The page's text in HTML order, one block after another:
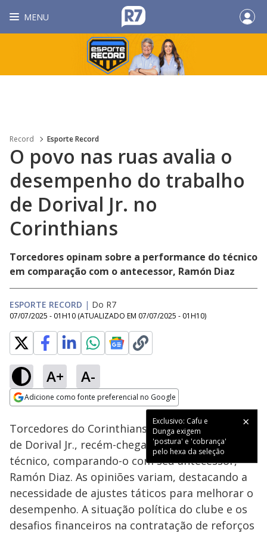
MENU
Record Esporte Record
O povo nas ruas avalia o
desempenho do trabalho
de Dorival Jr. no
Corinthians
Torcedores opinam sobre a performance do técnico
em comparação com o antecessor, Ramón Diaz
ESPORTE RECORD | Do R7
07/07/2025 - 01H10 (ATUALIZADO EM 07/07/2025 - 01H10)
A+ A-
Adicione como fonte preferencial no Google
Exclusivo: Cafu e
Dunga exigem
'postura' e 'cobrança'
pelo hexa da seleção
Ativar
Loaded
17.94%
Torcedores do Corinthians discutem a atuação
de Dorival Jr., recém-chegado ao comando
técnico, comparando-o com seu antecessor,
Ramón Diaz. As opiniões variam, destacando a
necessidade de ajustes táticos para melhorar o
desempenho. A situação política do clube e os
desafios financeiros na contratação de reforços